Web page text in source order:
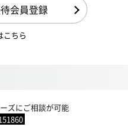
会員登録
こちら
ズにご相談が可能